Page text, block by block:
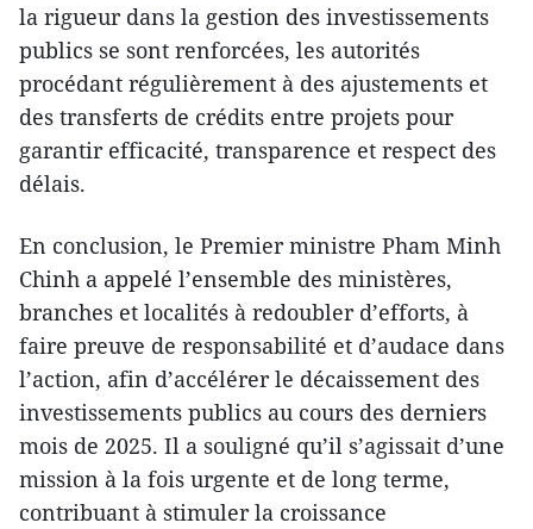
la rigueur dans la gestion des investissements
publics se sont renforcées, les autorités
procédant régulièrement à des ajustements et
des transferts de crédits entre projets pour
garantir efficacité, transparence et respect des
délais.
En conclusion, le Premier ministre Pham Minh
Chinh a appelé l’ensemble des ministères,
branches et localités à redoubler d’efforts, à
faire preuve de responsabilité et d’audace dans
l’action, afin d’accélérer le décaissement des
investissements publics au cours des derniers
mois de 2025. Il a souligné qu’il s’agissait d’une
mission à la fois urgente et de long terme,
contribuant à stimuler la croissance